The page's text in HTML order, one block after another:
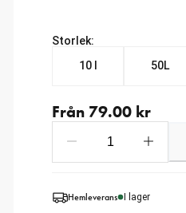
Storlek:
10 l
50L
Från 79.00 kr
Hemleverans I lager